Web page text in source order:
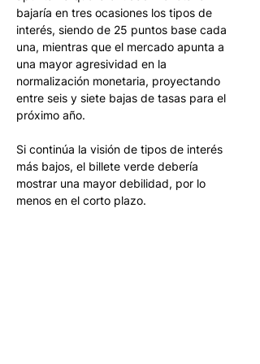
bajaría en tres ocasiones los tipos de
interés, siendo de 25 puntos base cada
una, mientras que el mercado apunta a
una mayor agresividad en la
normalización monetaria, proyectando
entre seis y siete bajas de tasas para el
próximo año.
Si continúa la visión de tipos de interés
más bajos, el billete verde debería
mostrar una mayor debilidad, por lo
menos en el corto plazo.